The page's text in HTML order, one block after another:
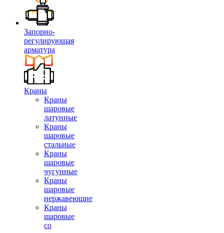
Запорно-
регулирующая
арматура
Краны
Краны
шаровые
латунные
Краны
шаровые
стальные
Краны
шаровые
чугунные
Краны
шаровые
нержавеющие
Краны
шаровые
со